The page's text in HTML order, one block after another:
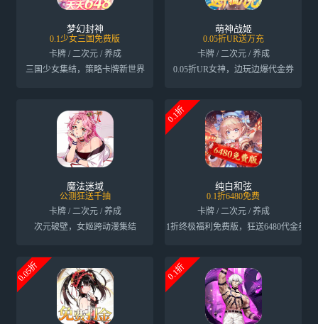
梦幻封神
0.1少女三国免费版
卡牌 / 二次元 / 养成
三国少女集结，策略卡牌新世界
萌神战姬
0.05折UR送万充
卡牌 / 二次元 / 养成
0.05折UR女神，边玩边爆代金券
魔法迷域
公测狂送千抽
卡牌 / 二次元 / 养成
次元破壁，女姬跨动漫集结
0.1折
纯白和弦
0.1折6480免费
卡牌 / 二次元 / 养成
0.1折终极福利免费版，狂送6480代金券
0.05折 0.1折